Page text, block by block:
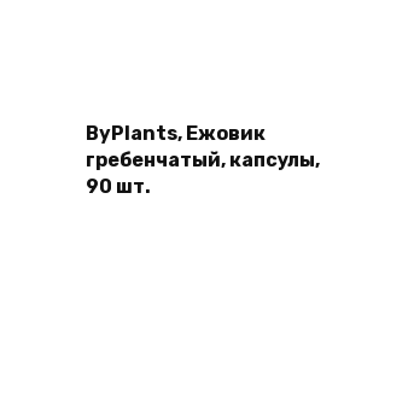
ByPlants, Ежовик
гребенчатый, капсулы,
90 шт.